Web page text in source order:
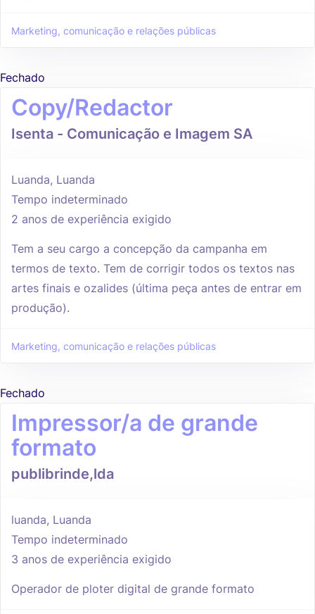
Marketing, comunicação e relações públicas
Fechado
Copy/Redactor
Isenta - Comunicação e Imagem SA
Luanda, Luanda
Tempo indeterminado
2 anos de experiência exigido
Tem a seu cargo a concepção da campanha em
termos de texto. Tem de corrigir todos os textos nas
artes finais e ozalides (última peça antes de entrar em
produção).
Marketing, comunicação e relações públicas
Fechado
Impressor/a de grande
formato
publibrinde,lda
luanda, Luanda
Tempo indeterminado
3 anos de experiência exigido
Operador de ploter digital de grande formato